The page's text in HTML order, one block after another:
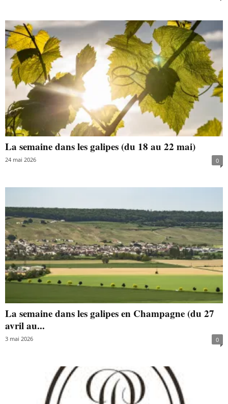
La semaine dans les galipes (du 18 au 22 mai)
24 mai 2026 0
La semaine dans les galipes en Champagne (du 27
avril au...
3 mai 2026 0